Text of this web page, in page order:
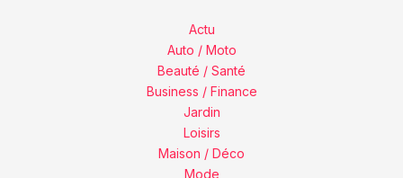
Actu
Auto / Moto
Beauté / Santé
Business / Finance
Jardin
Loisirs
Maison / Déco
Mode